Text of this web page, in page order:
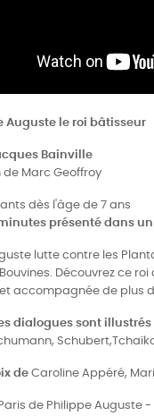
Auguste le roi bâtisseur
Bainville
Marc Geoffroy
dès l'âge de 7 ans
minutes présenté dans
lutte contre les
Découvrez ce
et accompagnée de plus
dialogues sont
de Caroline Appéré,
Paris de Philippe